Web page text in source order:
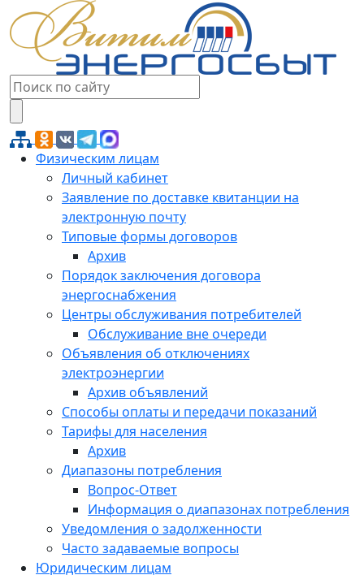
Физическим лицам
Личный кабинет
Заявление по доставке квитанции на
электронную почту
Типовые формы договоров
Архив
Порядок заключения договора
энергоснабжения
Центры обслуживания потребителей
Обслуживание вне очереди
Объявления об отключениях
электроэнергии
Архив объявлений
Способы оплаты и передачи показаний
Тарифы для населения
Архив
Диапазоны потребления
Вопрос-Ответ
Информация о диапазонах потребления
Уведомления о задолженности
Часто задаваемые вопросы
Юридическим лицам